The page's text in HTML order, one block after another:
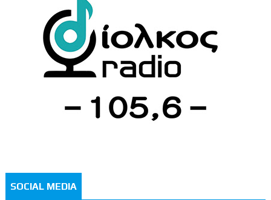
SOCIAL MEDIA